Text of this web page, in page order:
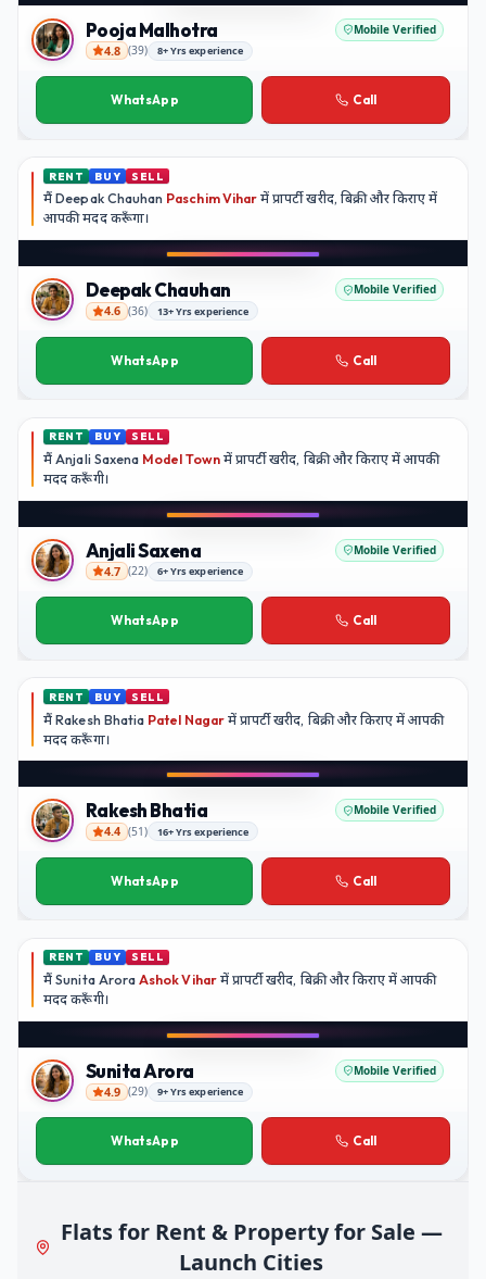
Pooja Malhotra
Pooja Malhotra Mobile Verified
4.8 (39) 8+ Yrs experience
WhatsApp Call
RENT BUY SELL
मैंDeepak Chauhan Paschim Vihar में प्रापर्टी खरीद, बिक्री और किराए में
आपकी मदद करूँगा।
Deepak Chauhan
Deepak Chauhan Mobile Verified
4.6 (36) 13+ Yrs experience
WhatsApp Call
RENT BUY SELL
मैंAnjali Saxena Model Townमें प्रापर्टी खरीद, बिक्री और किराए में आपकी
मददकरूँगी।
Anjali Saxena
Anjali Saxena Mobile Verified
4.7 (22) 6+ Yrs experience
WhatsApp Call
RENT BUY SELL
मैंRakesh Bhatia Patel Nagarमें प्रापर्टी खरीद, बिक्री और किराए में आपकी
मददकरूँगा।
Rakesh Bhatia
Rakesh Bhatia Mobile Verified
4.4 (51) 16+ Yrs experience
WhatsApp Call
RENT BUY SELL
मैंSunita Arora Ashok Viharमें प्रापर्टी खरीद, बिक्री और किराए में आपकी
मददकरूँगी।
Sunita Arora
Sunita Arora Mobile Verified
4.9 (29) 9+ Yrs experience
WhatsApp Call
Flats for Rent & Property for Sale —
Launch Cities